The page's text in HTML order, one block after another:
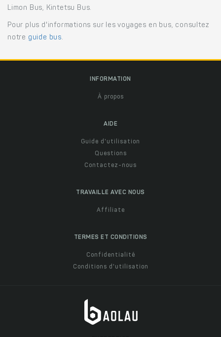
Limon Bus, Kintetsu Bus.
Pour plus d'informations sur les voyages en bus, consultez
notre guide bus.
INFORMATION
À propos
AIDE
Guide d'utilisation
Questions
Contactez-nous
TRAVAILLE AVEC NOUS
Affiliate
TERMES ET CONDITIONS
Confidentialité
Conditions d'utilisation